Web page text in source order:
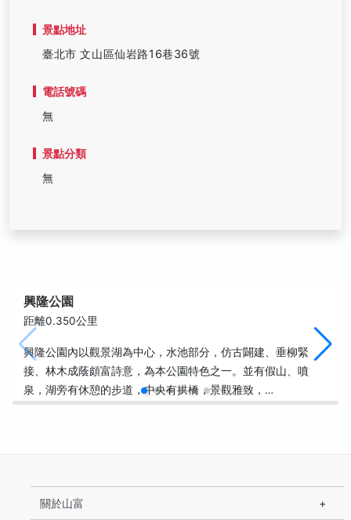
景點地址
臺北市 文山區仙岩路16巷36號
電話號碼
無
景點分類
無
興隆公園
距離0.350公里
興隆公園內以觀景湖為中心，水池部分，仿古闢建、垂柳緊
接、林木成蔭頗富詩意，為本公園特色之一。並有假山、噴
泉，湖旁有休憩的步道，中央有拱橋，景觀雅致，…
關於山富